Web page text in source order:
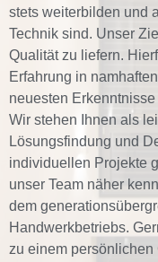
stets weiterbilden und
Technik sind. Unser
Qualität zu liefern.
Erfahrung in
neuesten
Wir stehen Ihnen als
Lösungsfindung und
individuellen Projekte
unser Team näher
dem
Handwerkbetriebs.
zu einem